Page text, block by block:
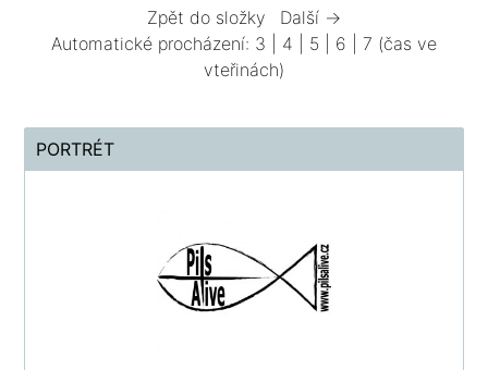
Zpět do složky
Další →
Automatické procházení: 3 4 5 6 7 (čas ve
vteřinách)
PORTRÉT